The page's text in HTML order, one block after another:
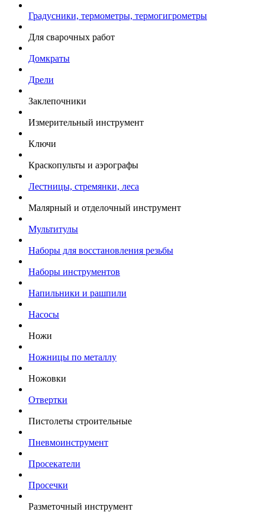
Градусники, термометры, термогигрометры
Для сварочных работ
Домкраты
Дрели
Заклепочники
Измерительный инструмент
Ключи
Краскопульты и аэрографы
Лестницы, стремянки, леса
Малярный и отделочный инструмент
Мультитулы
Наборы для восстановления резьбы
Наборы инструментов
Напильники и рашпили
Насосы
Ножи
Ножницы по металлу
Ножовки
Отвертки
Пистолеты строительные
Пневмоинструмент
Просекатели
Просечки
Разметочный инструмент